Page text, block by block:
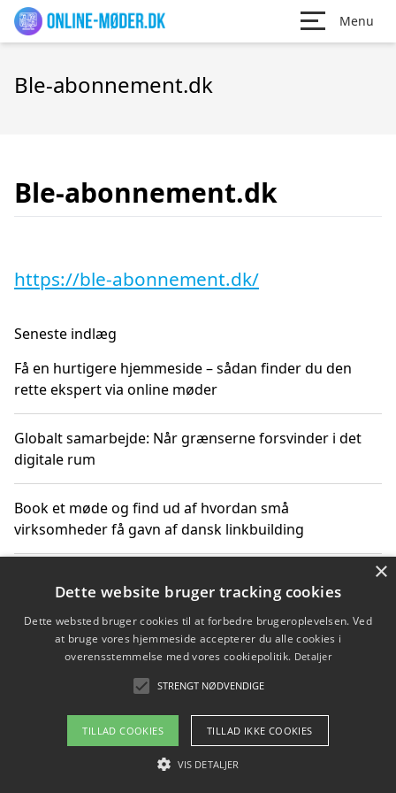
Menu
Ble-abonnement.dk
Ble-abonnement.dk
https://ble-abonnement.dk/
Seneste indlæg
Få en hurtigere hjemmeside – sådan finder du den
rette ekspert via online møder
Globalt samarbejde: Når grænserne forsvinder i det
digitale rum
Book et møde og find ud af hvordan små
virksomheder få gavn af dansk linkbuilding
får du indgår et samarbejde
Hold et møde med en WordPress ekspert og vælg den
mest professionelle til at vedligeholde din løsning
Copyright 2026 - Pilanto Aps
Om / kontakt
×
Dette website bruger tracking cookies
Dette websted bruger cookies til at forbedre brugeroplevelsen. Ved
at bruge vores hjemmeside accepterer du alle cookies i
overensstemmelse med vores cookiepolitik. Detaljer
STRENGT NØDVENDIGE
TILLAD COOKIES TILLAD IKKE COOKIES
VIS DETALJER